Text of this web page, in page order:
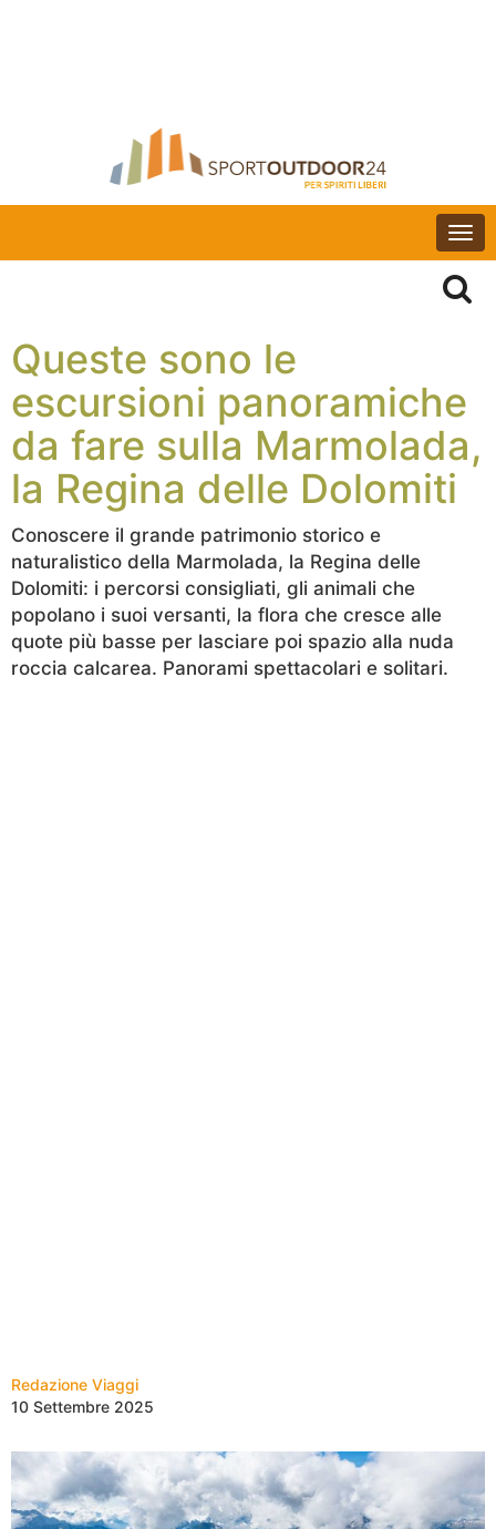
Queste sono le
escursioni panoramiche
da fare sulla Marmolada,
la Regina delle Dolomiti
Conoscere il grande patrimonio storico e
naturalistico della Marmolada, la Regina delle
Dolomiti: i percorsi consigliati, gli animali che
popolano i suoi versanti, la flora che cresce alle
quote più basse per lasciare poi spazio alla nuda
roccia calcarea. Panorami spettacolari e solitari.
Redazione Viaggi
10 Settembre 2025